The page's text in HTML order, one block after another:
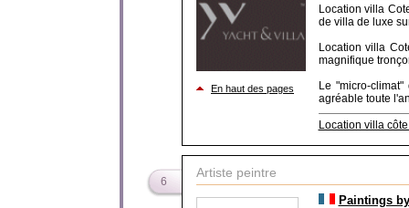
En haut des pages
Location villa
de villa de luxe
Location villa
magnifique
Le "micro-
agréable toute
Location villa
6
Artiste peintre
Paintings